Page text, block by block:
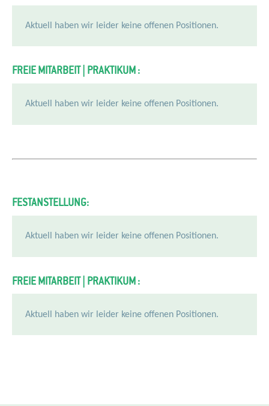
Aktuell haben wir leider keine offenen Positionen.
FREIE MITARBEIT | PRAKTIKUM :
Aktuell haben wir leider keine offenen Positionen.
FESTANSTELLUNG:
Aktuell haben wir leider keine offenen Positionen.
FREIE MITARBEIT | PRAKTIKUM :
Aktuell haben wir leider keine offenen Positionen.